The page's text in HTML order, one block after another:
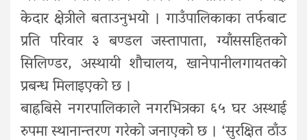
केदार क्षेत्रीले बताउनुभयो । गाउँपालिकाका तर्फबाट
प्रति परिवार ३ बण्डल जस्तापाता, ग्याँससहितको
सिलिण्डर, अस्थायी शौचालय, खानेपानीलगायतको
प्रबन्ध मिलाइएको छ ।
बाह्रबिसे नगरपालिकाले नगरभित्रका ६५ घर अस्थाई
रुपमा स्थानान्तरण गरेको जनाएको छ । ‘सुरक्षित ठाँउ